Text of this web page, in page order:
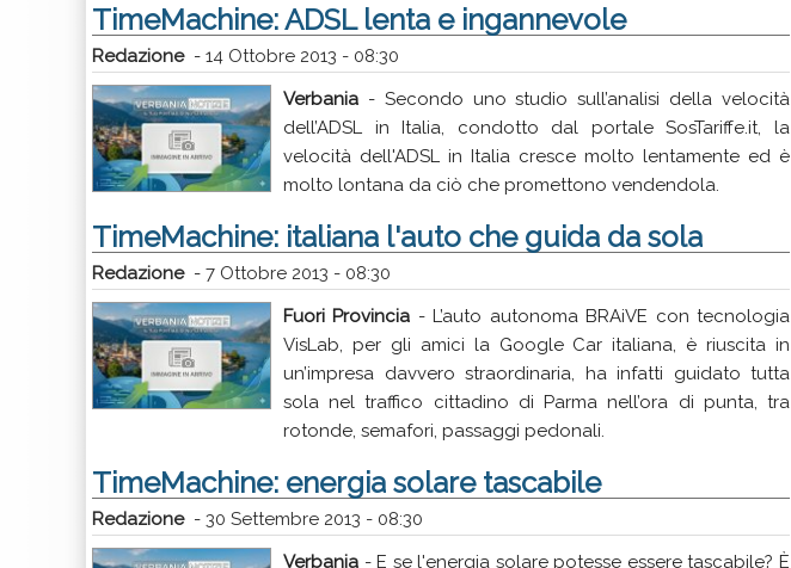
TimeMachine: ADSL lenta e ingannevole
Redazione- 14 Ottobre 2013 - 08:30
Verbania - Secondo uno studio sull’analisi della velocità
dell’ADSL in Italia, condotto dal portale SosTariffe.it, la
velocità dell'ADSL in Italia cresce molto lentamente ed è
molto lontana da ciò che promettono vendendola.
TimeMachine: italiana l'auto che guida da sola
Redazione- 7 Ottobre 2013 - 08:30
Fuori Provincia - L’auto autonoma BRAiVE con tecnologia
VisLab, per gli amici la Google Car italiana, è riuscita in
un’impresa davvero straordinaria, ha infatti guidato tutta
sola nel traffico cittadino di Parma nell’ora di punta, tra
rotonde, semafori, passaggi pedonali.
TimeMachine: energia solare tascabile
Redazione- 30 Settembre 2013 - 08:30
Verbania - E se l'energia solare potesse essere tascabile? È